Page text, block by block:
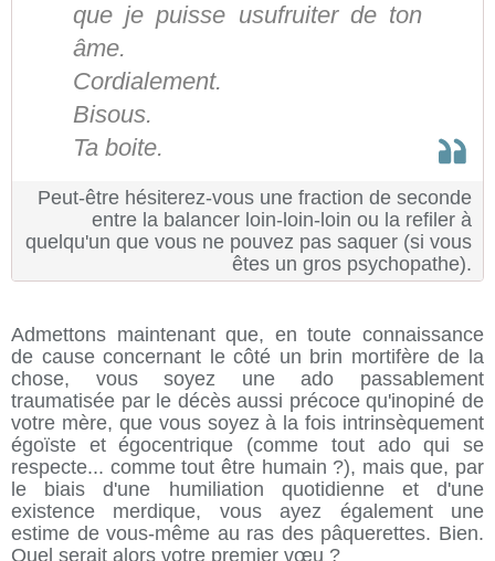
que je puisse usufruiter de ton
âme.
Cordialement.
Bisous.
Ta boite.
Peut-être hésiterez-vous une fraction de seconde
entre la balancer loin-loin-loin ou la refiler à
quelqu'un que vous ne pouvez pas saquer (si vous
êtes un gros psychopathe).
Admettons maintenant que, en toute connaissance
de cause concernant le côté un brin mortifère de la
chose, vous soyez une ado passablement
traumatisée par le décès aussi précoce qu'inopiné de
votre mère, que vous soyez à la fois intrinsèquement
égoïste et égocentrique (comme tout ado qui se
respecte... comme tout être humain ?), mais que, par
le biais d'une humiliation quotidienne et d'une
existence merdique, vous ayez également une
estime de vous-même au ras des pâquerettes. Bien.
Quel serait alors votre premier vœu ?